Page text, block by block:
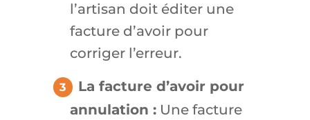
l’artisan doit éditer une
facture d’avoir pour
corriger l’erreur.
La facture d’avoir pour
annulation :Une facture